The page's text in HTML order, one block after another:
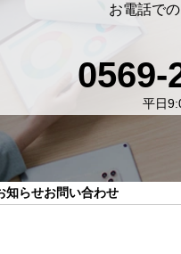
お電話で
0569-
平日
知らせお問い合わせ